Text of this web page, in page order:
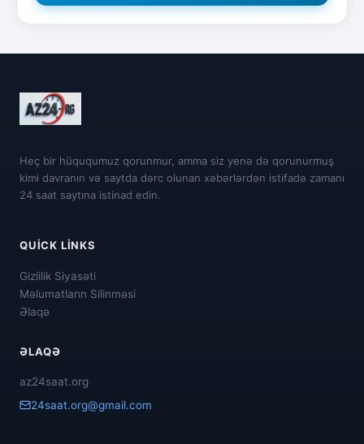
Heç bir hüququmuz qorunmur, amma siz yenə də qorunurmuş
kimi davranın və saytda dərc olunan xəbərlərdən istifadə zamanı
24 saat saytına istinad edin.
QUICK LINKS
Gizlilik Siyasəti
Məlumatların Silinməsi
Əlaqə
ƏLAQƏ
az24saat.org
24saat.org@gmail.com